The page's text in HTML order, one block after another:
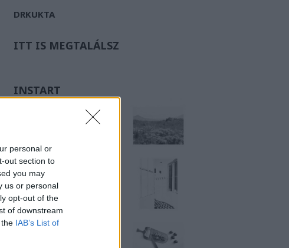
personal or
out section to
you may
us or personal
opt-out of the
of downstream
IAB’s List of
DRKUKTA
ITT IS MEGTALÁLSZ
INSTART